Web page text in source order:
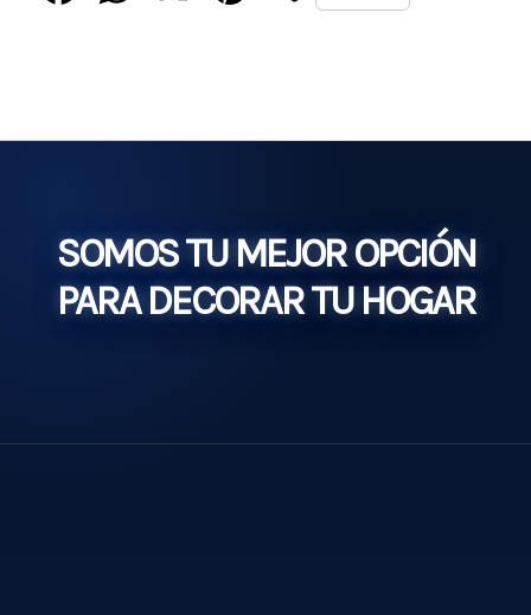
o
k
p
p
e
s
t
SOMOS TU MEJOR OPCIÓN
PARA DECORAR TU HOGAR